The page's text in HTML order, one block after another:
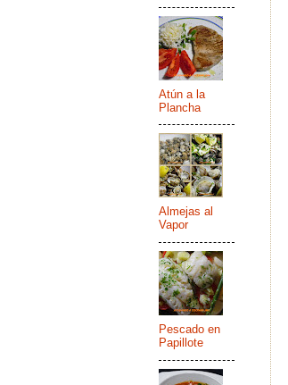
Atún a la
Plancha
Almejas al
Vapor
Pescado en
Papillote